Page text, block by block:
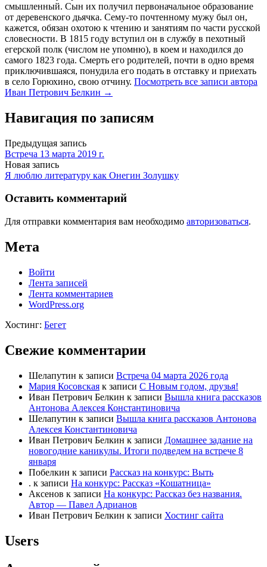
смышленный. Сын их получил первоначальное образование
от деревенского дьячка. Сему-то почтенному мужу был он,
кажется, обязан охотою к чтению и занятиям по части русской
словесности. В 1815 году вступил он в службу в пехотный
егерской полк (числом не упомню), в коем и находился до
самого 1823 года. Смерть его родителей, почти в одно время
приключившаяся, понудила его подать в отставку и приехать
в село Горюхино, свою отчину. Посмотреть все записи автора
Иван Петрович Белкин →
Навигация по записям
Предыдущая запись
Встреча 13 марта 2019 г.
Новая запись
Я люблю литературу как Онегин Золушку
Оставить комментарий
Для отправки комментария вам необходимо авторизоваться.
Мета
Войти
Лента записей
Лента комментариев
WordPress.org
Хостинг: Бегет
Свежие комментарии
Шелапутин к записи Встреча 04 марта 2026 года
Мария Косовская к записи С Новым годом, друзья!
Иван Петрович Белкин к записи Вышла книга рассказов
Антонова Алексея Константиновича
Шелапутин к записи Вышла книга рассказов Антонова
Алексея Константиновича
Иван Петрович Белкин к записи Домашнее задание на
новогодние каникулы. Итоги подведем на встрече 8
января
Побелкин к записи Рассказ на конкурс: Выть
. к записи На конкурс: Рассказ «Кошатница»
Аксенов к записи На конкурс: Рассказ без названия.
Автор — Павел Адрианов
Иван Петрович Белкин к записи Хостинг сайта
Users